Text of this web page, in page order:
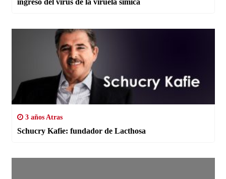
ingreso del virus de la viruela simica
3 años Atras
Schucry Kafie: fundador de Lacthosa